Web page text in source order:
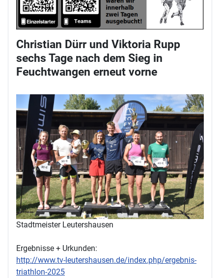
Christian Dürr und Viktoria Rupp
sechs Tage nach dem Sieg in
Feuchtwangen erneut vorne
Stadtmeister Leutershausen
Ergebnisse + Urkunden:
http://www.tv-leutershausen.de/index.php/ergebnis-
triathlon-2025